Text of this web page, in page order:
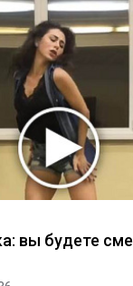
вы будете